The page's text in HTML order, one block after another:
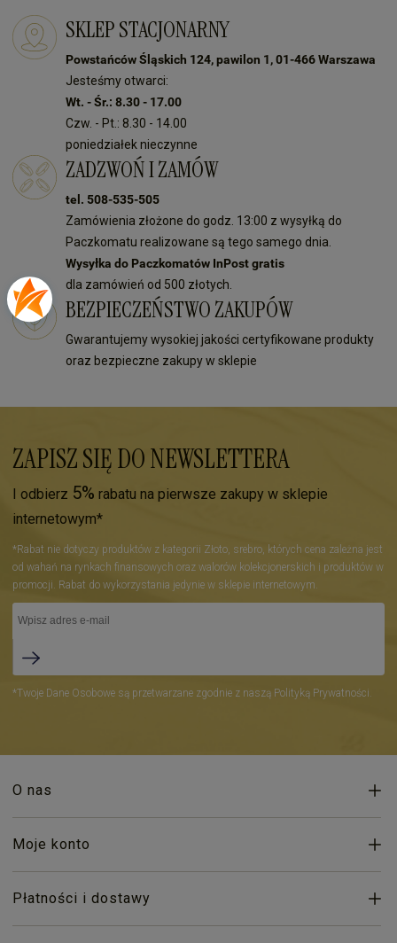
SKLEP STACJONARNY
Powstańców Śląskich 124, pawilon 1, 01-466 Warszawa
Jesteśmy otwarci:
Wt. - Śr.: 8.30 - 17.00
Czw. - Pt.: 8.30 - 14.00
poniedziałek nieczynne
ZADZWOŃ I ZAMÓW
tel. 508-535-505
Zamówienia złożone do godz. 13:00 z wysyłką do
Paczkomatu realizowane są tego samego dnia.
Wysyłka do Paczkomatów InPost gratis
dla zamówień od 500 złotych.
BEZPIECZEŃSTWO ZAKUPÓW
Gwarantujemy wysokiej jakości certyfikowane produkty
oraz bezpieczne zakupy w sklepie
ZAPISZ SIĘ DO NEWSLETTERA
I odbierz 5% rabatu na pierwsze zakupy w sklepie
internetowym*
*Rabat nie dotyczy produktów z kategorii Złoto, srebro, których cena zależna jest
od wahań na rynkach finansowych oraz walorów kolekcjonerskich i produktów w
promocji. Rabat do wykorzystania jedynie w sklepie internetowym.
*Twoje Dane Osobowe są przetwarzane zgodnie z naszą Polityką Prywatności.
O nas
Moje konto
Płatności i dostawy